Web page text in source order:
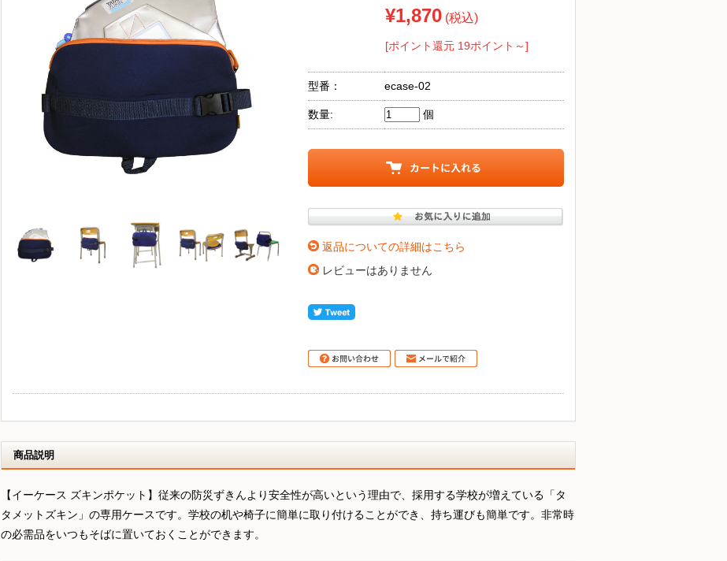
¥1,870 (税込)
[ポイント還元 19ポイント～]
型番： ecase-02
数量: 個
返品についての詳細はこちら
レビューはありません
商品説明
【イーケース ズキンポケット】従来の防災ずきんより安全性が高いという理由で、採用する学校が増えている「タ
タメットズキン」の専用ケースです。学校の机や椅子に簡単に取り付けることができ、持ち運びも簡単です。非常時
の必需品をいつもそばに置いておくことができます。